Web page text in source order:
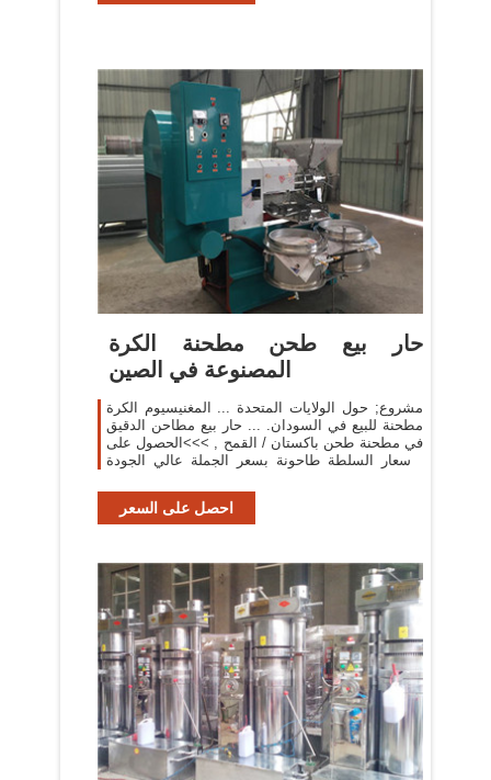
حار بيع طحن مطحنة الكرة
المصنوعة في الصين
مشروع; حول الولايات المتحدة ... المغنيسيوم الكرة
مطحنة للبيع في السودان. ... حار بيع مطاحن الدقيق
في مطحنة طحن باكستان / القمح , >>>الحصول على
الأسعار السلطة طاحونة بسعر الجملة عالي الجودة
احصل على السعر